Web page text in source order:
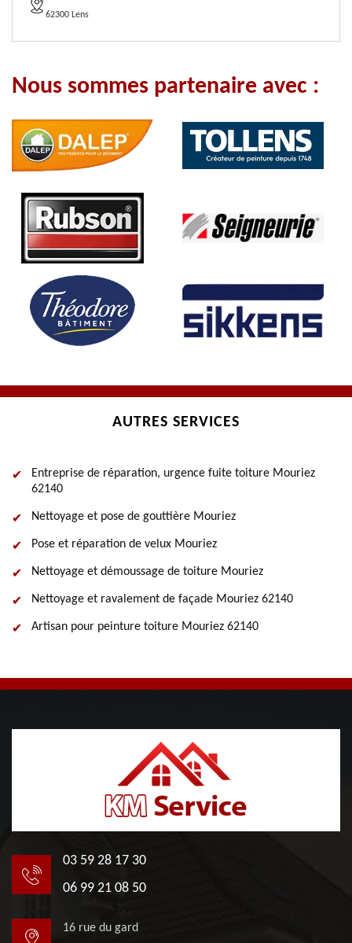
62300 Lens
Nous sommes partenaire avec :
AUTRES SERVICES
Entreprise de réparation, urgence fuite toiture Mouriez
62140
Nettoyage et pose de gouttière Mouriez
Pose et réparation de velux Mouriez
Nettoyage et démoussage de toiture Mouriez
Nettoyage et ravalement de façade Mouriez 62140
Artisan pour peinture toiture Mouriez 62140
03 59 28 17 30
06 99 21 08 50
16 rue du gard